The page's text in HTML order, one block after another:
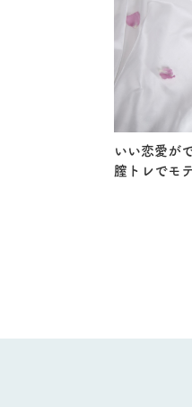
いい恋愛が
膣トレでモ